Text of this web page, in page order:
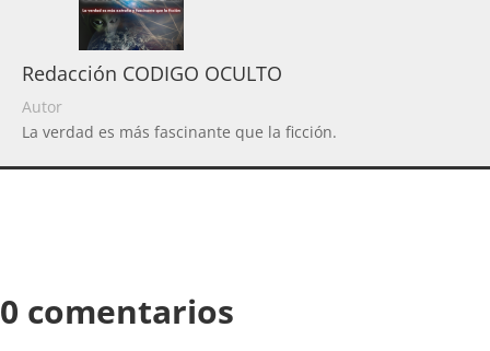
Redacción CODIGO OCULTO
Autor
La verdad es más fascinante que la ficción.
0 comentarios